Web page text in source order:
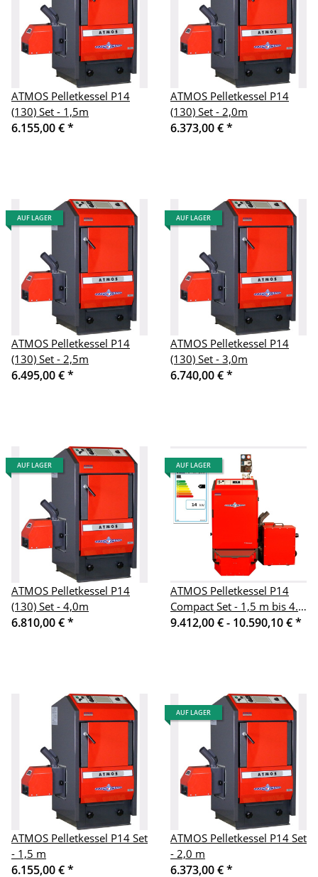
ATMOS Pelletkessel P14
(130) Set - 1,5m
6.155,00 €*
ATMOS Pelletkessel P14
(130) Set - 2,0m
6.373,00 €*
AUF LAGER
ATMOS Pelletkessel P14
(130) Set - 2,5m
6.495,00 €*
AUF LAGER
ATMOS Pelletkessel P14
(130) Set - 3,0m
6.740,00 €*
AUF LAGER
ATMOS Pelletkessel P14
(130) Set - 4,0m
6.810,00 €*
AUF LAGER
ATMOS Pelletkessel P14
Compact Set - 1,5 m bis 4.0
m
9.412,00 € - 10.590,10 €*
ATMOS Pelletkessel P14 Set
- 1,5 m
6.155,00 €*
AUF LAGER
ATMOS Pelletkessel P14 Set
- 2,0 m
6.373,00 €*